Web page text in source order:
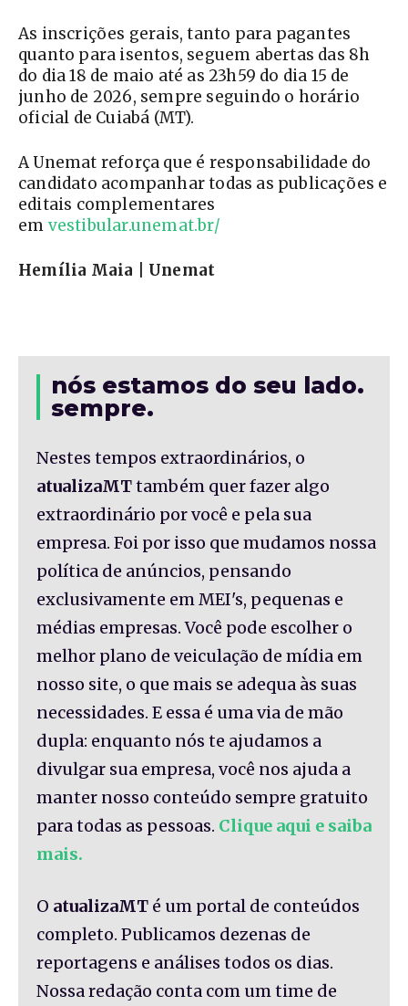
As inscrições gerais, tanto para pagantes
quanto para isentos, seguem abertas das 8h
do dia 18 de maio até as 23h59 do dia 15 de
junho de 2026, sempre seguindo o horário
oficial de Cuiabá (MT).
A Unemat reforça que é responsabilidade do
candidato acompanhar todas as publicações e
editais complementares
em vestibular.unemat.br/
Hemília Maia | Unemat
nós estamos do seu lado.
sempre.
Nestes tempos extraordinários, o
atualizaMTtambém quer fazer algo
extraordinário por você e pela sua
empresa. Foi por isso que mudamos nossa
política de anúncios, pensando
exclusivamente em MEI's, pequenas e
médias empresas. Você pode escolher o
melhor plano de veiculação de mídia em
nosso site, o que mais se adequa às suas
necessidades. E essa é uma via de mão
dupla: enquanto nós te ajudamos a
divulgar sua empresa, você nos ajuda a
manter nosso conteúdo sempre gratuito
para todas as pessoas. Clique aqui e saiba
mais.
O atualizaMT é um portal de conteúdos
completo. Publicamos dezenas de
reportagens e análises todos os dias.
Nossa redação conta com um time de